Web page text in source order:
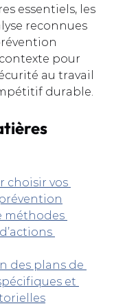
essentiels, les
reconnues
pour
au travail
durable.
choisir vos
méthodes
des plans de
et